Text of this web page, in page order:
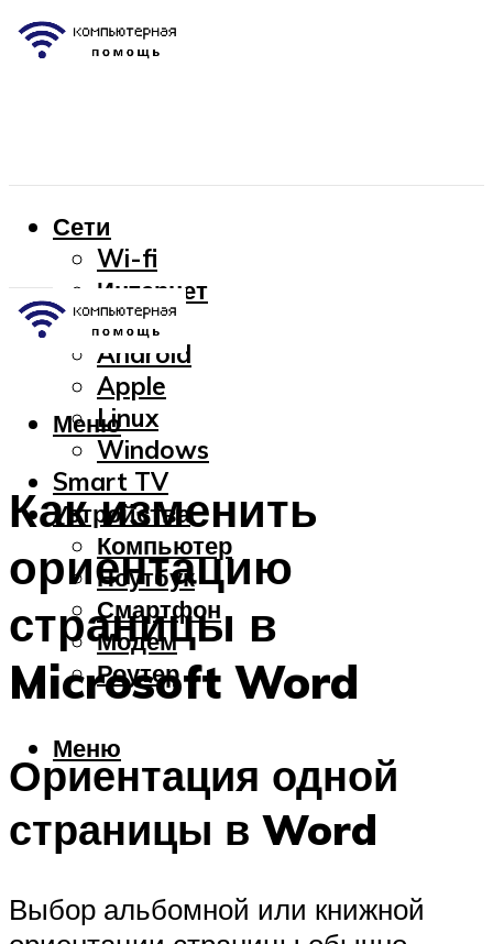
Сети
Wi-fi
Интернет
OC
Android
Apple
Linux
Windows
Smart TV
Устройства
Компьютер
Ноутбук
Смартфон
Модем
Роутер
Меню
Меню
Как изменить
ориентацию
страницы в
Microsoft Word
Ориентация одной
страницы в Word
Выбор альбомной или книжной